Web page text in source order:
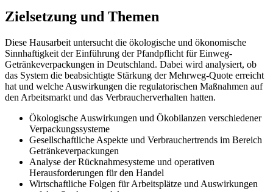
Zielsetzung und Themen
Diese Hausarbeit untersucht die ökologische und ökonomische
Sinnhaftigkeit der Einführung der Pfandpflicht für Einweg-
Getränkeverpackungen in Deutschland. Dabei wird analysiert, ob
das System die beabsichtigte Stärkung der Mehrweg-Quote erreicht
hat und welche Auswirkungen die regulatorischen Maßnahmen auf
den Arbeitsmarkt und das Verbraucherverhalten hatten.
Ökologische Auswirkungen und Ökobilanzen verschiedener
Verpackungssysteme
Gesellschaftliche Aspekte und Verbrauchertrends im Bereich
Getränkeverpackungen
Analyse der Rücknahmesysteme und operativen
Herausforderungen für den Handel
Wirtschaftliche Folgen für Arbeitsplätze und Auswirkungen